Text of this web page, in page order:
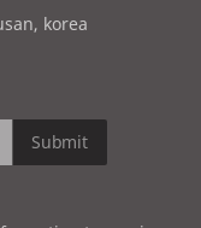
korea
Submit